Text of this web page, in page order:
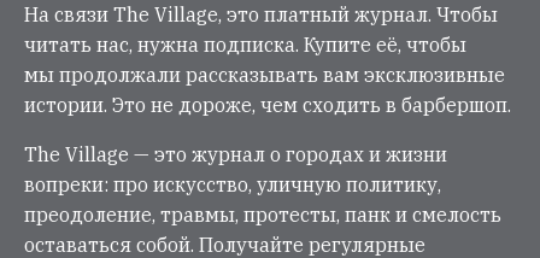
На связи The Village, это платный журнал. Чтобы
читать нас, нужна подписка. Купите её, чтобы
мы продолжали рассказывать вам эксклюзивные
истории. Это не дороже, чем сходить в барбершоп.
The Village — это журнал о городах и жизни
вопреки: про искусство, уличную политику,
преодоление, травмы, протесты, панк и смелость
оставаться собой. Получайте регулярные